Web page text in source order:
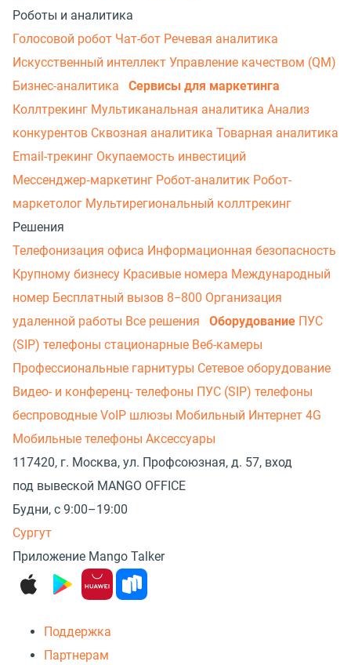
Роботы и аналитика
Голосовой робот Чат-бот Речевая аналитика
Искусственный интеллект Управление качеством (QM)
Бизнес-аналитика
Сервисы для маркетинга
Коллтрекинг Мультиканальная аналитика Анализ
конкурентов Сквозная аналитика Товарная аналитика
Email-трекинг Окупаемость инвестиций
Мессенджер‑маркетинг Робот-аналитик Робот-
маркетолог Мультирегиональный коллтрекинг
Решения
Телефонизация офиса Информационная безопасность
Крупному бизнесу Красивые номера Международный
номер Бесплатный вызов 8−800 Организация
удаленной работы Все решения Оборудование ПУС
(SIP) телефоны стационарные Веб-камеры
Профессиональные гарнитуры Сетевое оборудование
Видео- и конференц- телефоны ПУС (SIP) телефоны
беспроводные VoIP шлюзы Мобильный Интернет 4G
Мобильные телефоны Аксессуары
117420, г. Москва, ул. Профсоюзная, д. 57, вход
под вывеской MANGO OFFICE
Будни, с 9:00–19:00
Сургут
Приложение Mango Talker
Поддержка
Партнерам